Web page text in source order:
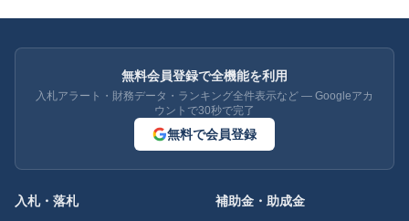
無料会員登録で全機能を利用
入札アラート・財務データ・ランキング全件表示など — Googleアカ
ウントで30秒で完了
無料で会員登録
入札・落札 補助金・助成金